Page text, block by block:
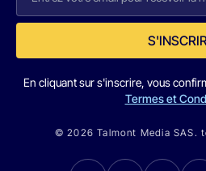
En cliquant sur s'inscrire, vous
Termes et
© 2026 Talmont Media SAS.